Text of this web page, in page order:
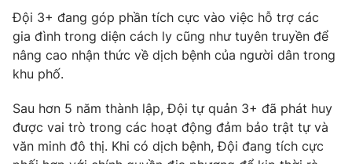
Góc doanh nghiệp
Truyền hình
Phim VTV
Hậu trường
Nhân vật
Khán giả
Giải trí
Âm nhạc
Sao
Đời sống
Du lịch
Giáo dục
Đội 3+ đang góp phần tích cực vào việc hỗ trợ các
gia đình trong diện cách ly cũng như tuyên truyền để
nâng cao nhận thức về dịch bệnh của người dân trong
khu phố.
Sau hơn 5 năm thành lập, Đội tự quản 3+ đã phát huy
được vai trò trong các hoạt động đảm bảo trật tự và
văn minh đô thị. Khi có dịch bệnh, Đội đang tích cực